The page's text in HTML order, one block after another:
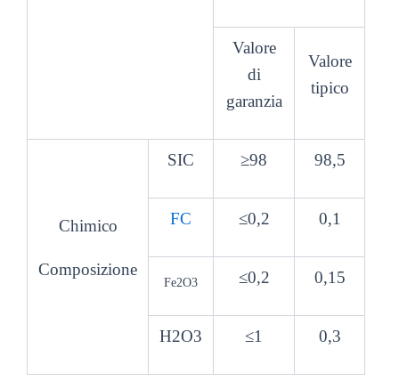
Valore
di
garanzia
Valore
tipico
Chimico
Composizione
SIC ≥98 98,5
FC ≤0,2 0,1
Fe2O3 ≤0,2 0,15
H2O3 ≤1 0,3